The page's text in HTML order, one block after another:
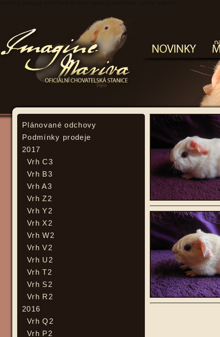
Plánované odchovy
Podmínky prodeje
2017
Vrh C3
Vrh B3
Vrh A3
Vrh Z2
Vrh Y2
Vrh X2
Vrh W2
Vrh V2
Vrh U2
Vrh T2
Vrh S2
Vrh R2
2016
Vrh Q2
Vrh P2